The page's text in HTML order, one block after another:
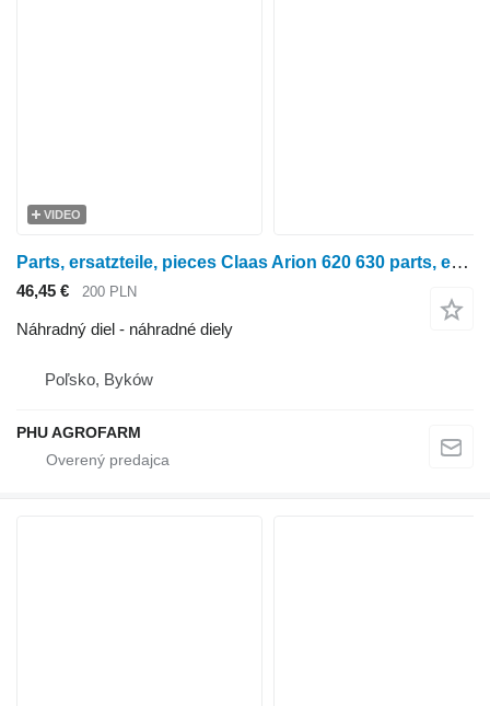
VIDEO
Parts, ersatzteile, pieces Claas Arion 620 630 parts, ersatzteile, pieces na kolesového traktora Claas Arion 620 630
46,45 € 200 PLN
Náhradný diel - náhradné diely
Poľsko, Byków
PHU AGROFARM